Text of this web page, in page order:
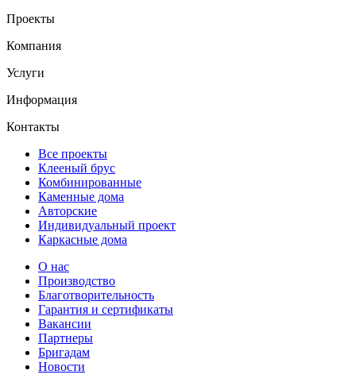
Проекты
Компания
Услуги
Информация
Контакты
Все проекты
Клееный брус
Комбинированные
Каменные дома
Авторские
Индивидуальный проект
Каркасные дома
О нас
Производство
Благотворительность
Гарантия и сертификаты
Вакансии
Партнеры
Бригадам
Новости